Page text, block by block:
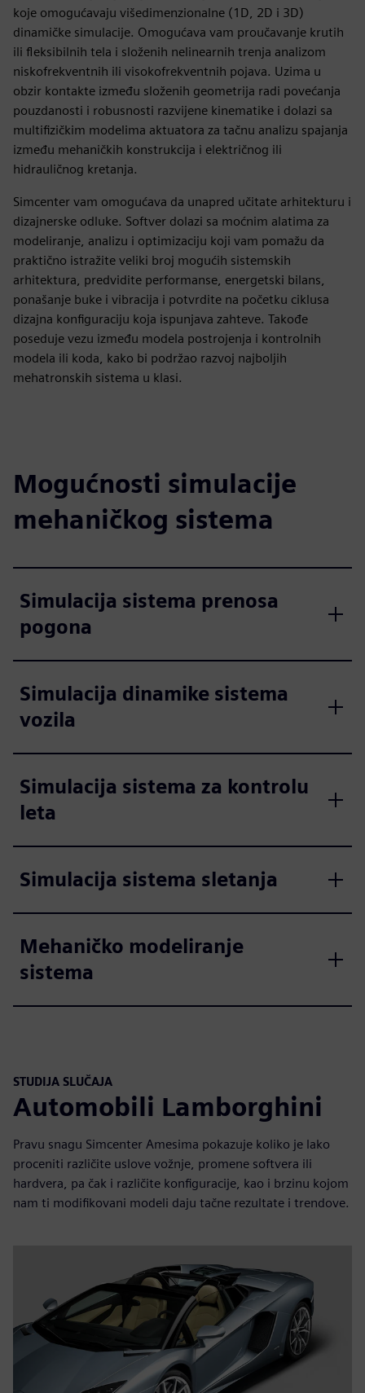
koje omogućavaju višedimenzionalne (1D, 2D i 3D)
dinamičke simulacije. Omogućava vam proučavanje krutih
ili fleksibilnih tela i složenih nelinearnih trenja analizom
niskofrekventnih ili visokofrekventnih pojava. Uzima u
obzir kontakte između složenih geometrija radi povećanja
pouzdanosti i robusnosti razvijene kinematike i dolazi sa
multifizičkim modelima aktuatora za tačnu analizu spajanja
između mehaničkih konstrukcija i električnog ili
hidrauličnog kretanja.
Simcenter vam omogućava da unapred učitate arhitekturu i
dizajnerske odluke. Softver dolazi sa moćnim alatima za
modeliranje, analizu i optimizaciju koji vam pomažu da
praktično istražite veliki broj mogućih sistemskih
arhitektura, predvidite performanse, energetski bilans,
ponašanje buke i vibracija i potvrdite na početku ciklusa
dizajna konfiguraciju koja ispunjava zahteve. Takođe
poseduje vezu između modela postrojenja i kontrolnih
modela ili koda, kako bi podržao razvoj najboljih
mehatronskih sistema u klasi.
Mogućnosti simulacije
mehaničkog sistema
Simulacija sistema prenosa
pogona
Simulacija dinamike sistema
vozila
Simulacija sistema za kontrolu
leta
Simulacija sistema sletanja
Mehaničko modeliranje
sistema
STUDIJA SLUČAJA
Automobili Lamborghini
Pravu snagu Simcenter Amesima pokazuje koliko je lako
proceniti različite uslove vožnje, promene softvera ili
hardvera, pa čak i različite konfiguracije, kao i brzinu kojom
nam ti modifikovani modeli daju tačne rezultate i trendove.